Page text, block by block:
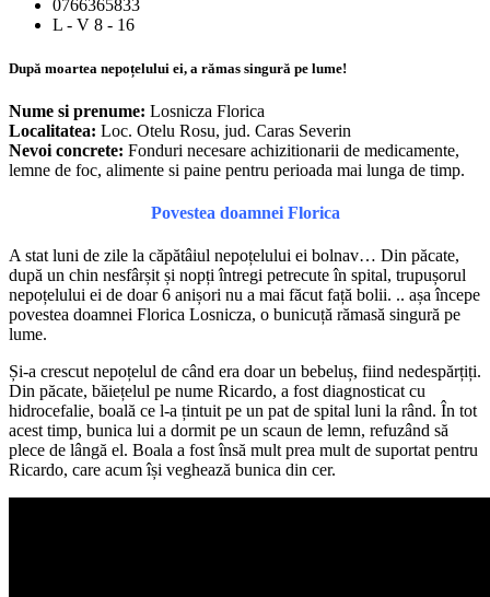
0766365833
L - V 8 - 16
După moartea nepoțelului ei, a rămas singură pe lume!
Nume si prenume: Losnicza Florica
Localitatea: Loc. Otelu Rosu, jud. Caras Severin
Nevoi concrete: Fonduri necesare achizitionarii de medicamente,
lemne de foc, alimente si paine pentru perioada mai lunga de timp.
Povestea doamnei Florica
A stat luni de zile la căpătâiul nepoțelului ei bolnav… Din păcate,
după un chin nesfârșit și nopți întregi petrecute în spital, trupușorul
nepoțelului ei de doar 6 anișori nu a mai făcut față bolii. .. așa începe
povestea doamnei Florica Losnicza, o bunicuță rămasă singură pe
lume.
Și-a crescut nepoțelul de când era doar un bebeluș, fiind nedespărțiți.
Din păcate, băiețelul pe nume Ricardo, a fost diagnosticat cu
hidrocefalie, boală ce l-a țintuit pe un pat de spital luni la rând. În tot
acest timp, bunica lui a dormit pe un scaun de lemn, refuzând să
plece de lângă el. Boala a fost însă mult prea mult de suportat pentru
Ricardo, care acum își veghează bunica din cer.